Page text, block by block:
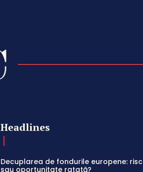
Headlines
Decuplarea de fondurile europene: risc
sau oportunitate ratată?